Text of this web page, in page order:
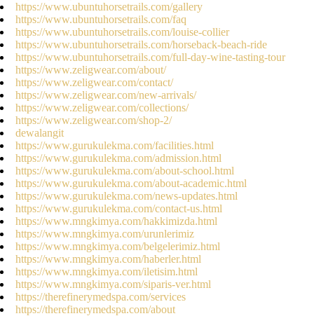
https://www.ubuntuhorsetrails.com/gallery
https://www.ubuntuhorsetrails.com/faq
https://www.ubuntuhorsetrails.com/louise-collier
https://www.ubuntuhorsetrails.com/horseback-beach-ride
https://www.ubuntuhorsetrails.com/full-day-wine-tasting-tour
https://www.zeligwear.com/about/
https://www.zeligwear.com/contact/
https://www.zeligwear.com/new-arrivals/
https://www.zeligwear.com/collections/
https://www.zeligwear.com/shop-2/
dewalangit
https://www.gurukulekma.com/facilities.html
https://www.gurukulekma.com/admission.html
https://www.gurukulekma.com/about-school.html
https://www.gurukulekma.com/about-academic.html
https://www.gurukulekma.com/news-updates.html
https://www.gurukulekma.com/contact-us.html
https://www.mngkimya.com/hakkimizda.html
https://www.mngkimya.com/urunlerimiz
https://www.mngkimya.com/belgelerimiz.html
https://www.mngkimya.com/haberler.html
https://www.mngkimya.com/iletisim.html
https://www.mngkimya.com/siparis-ver.html
https://therefinerymedspa.com/services
https://therefinerymedspa.com/about